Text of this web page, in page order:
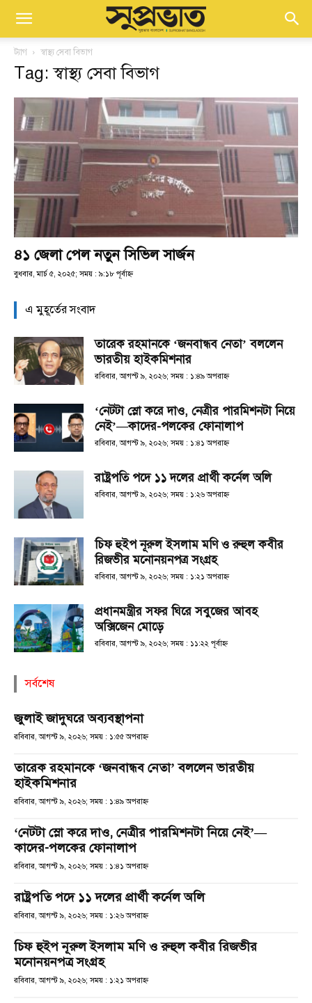
ট্যাগ স্বাস্থ্য সেবা বিভাগ
Tag: স্বাস্থ্য সেবা বিভাগ
৪১ জেলা পেল নতুন সিভিল সার্জন
বুধবার, মার্চ ৫, ২০২৫; সময় : ৯:১৮ পূর্বাহ্ণ
এ মুহূর্তের সংবাদ
তারেক রহমানকে ‘জনবান্ধব নেতা’ বললেন
ভারতীয় হাইকমিশনার
রবিবার, আগস্ট ৯, ২০২৬; সময় : ১:৪৯ অপরাহ্ণ
‘নেটটা স্লো করে দাও, নেত্রীর পারমিশনটা নিয়ে
নেই’—কাদের-পলকের ফোনালাপ
রবিবার, আগস্ট ৯, ২০২৬; সময় : ১:৪১ অপরাহ্ণ
রাষ্ট্রপতি পদে ১১ দলের প্রার্থী কর্নেল অলি
রবিবার, আগস্ট ৯, ২০২৬; সময় : ১:২৬ অপরাহ্ণ
চিফ হুইপ নূরুল ইসলাম মণি ও রুহুল কবীর
রিজভীর মনোনয়নপত্র সংগ্রহ
রবিবার, আগস্ট ৯, ২০২৬; সময় : ১:২১ অপরাহ্ণ
প্রধানমন্ত্রীর সফর ঘিরে সবুজের আবহ
অক্সিজেন মোড়ে
রবিবার, আগস্ট ৯, ২০২৬; সময় : ১১:২২ পূর্বাহ্ণ
সর্বশেষ
জুলাই জাদুঘরে অব্যবস্থাপনা
রবিবার, আগস্ট ৯, ২০২৬; সময় : ১:৫৫ অপরাহ্ণ
তারেক রহমানকে ‘জনবান্ধব নেতা’ বললেন ভারতীয়
হাইকমিশনার
রবিবার, আগস্ট ৯, ২০২৬; সময় : ১:৪৯ অপরাহ্ণ
‘নেটটা স্লো করে দাও, নেত্রীর পারমিশনটা নিয়ে নেই’—
কাদের-পলকের ফোনালাপ
রবিবার, আগস্ট ৯, ২০২৬; সময় : ১:৪১ অপরাহ্ণ
রাষ্ট্রপতি পদে ১১ দলের প্রার্থী কর্নেল অলি
রবিবার, আগস্ট ৯, ২০২৬; সময় : ১:২৬ অপরাহ্ণ
চিফ হুইপ নূরুল ইসলাম মণি ও রুহুল কবীর রিজভীর
মনোনয়নপত্র সংগ্রহ
রবিবার, আগস্ট ৯, ২০২৬; সময় : ১:২১ অপরাহ্ণ